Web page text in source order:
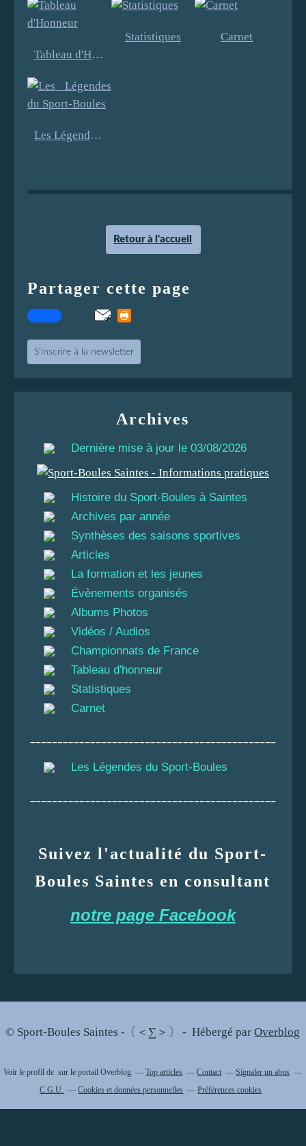
Tableau d'Honneur
Statistiques Carnet
Les Légendes du Sport-Boules
Retour à l'accueil
Partager cette page
S'inscrire à la newsletter
Archives
Dernière mise à jour le 03/08/2026
Histoire du Sport-Boules à Saintes
Archives par année
Synthèses des saisons sportives
Articles
La formation et les jeunes
Évènements organisés
Albums Photos
Vidéos / Audios
Championnats de France
Tableau d'honneur
Statistiques
Carnet
Les Légendes du Sport-Boules
Suivez l'actualité du Sport-
Boules Saintes en consultant
notre page Facebook
© Sport-Boules Saintes -〔＜∑＞〕 - Hébergé parOverblog
Voir le profil de sur le portail Overblog Top articles Contact
Signaler un abus
C.G.U.
Cookies et données personnelles Préférences cookies